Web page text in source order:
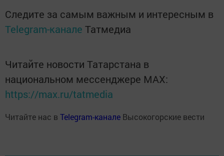
Следите за самым важным и интересным в
Telegram-канале Татмедиа
Читайте новости Татарстана в
национальном мессенджере MАХ:
https://max.ru/tatmedia
Читайте нас в Telegram-канале Высокогорские вести